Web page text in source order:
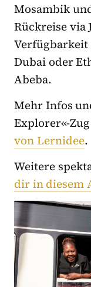
Mosambik
Rückreise via
Verfügbarkeit
Dubai oder
Abeba.
Mehr Infos
Explorer«-
von Lernidee.
Weitere
dir in diesem